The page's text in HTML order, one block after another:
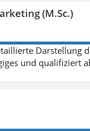
(M.Sc.)
Darstellung
und qualifiziert